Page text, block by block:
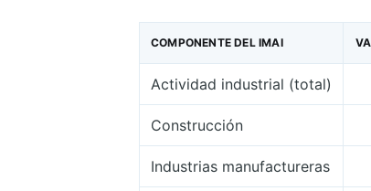
COMPONENTE DEL IMAI
Actividad industrial (total)
Construcción
Industrias manufactureras